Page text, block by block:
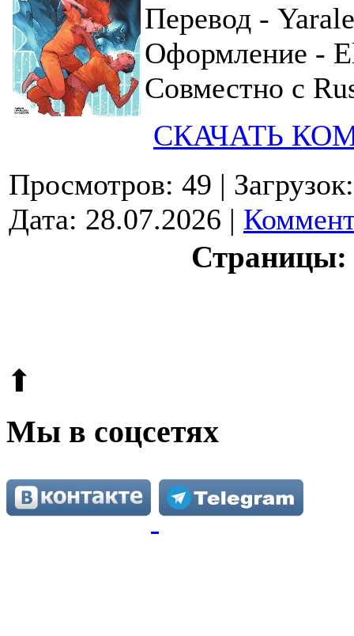
Перевод -
Оформление -
Совместно с
СКАЧАТЬ
Просмотров: 49 |
Дата: 28.07.2026 |
Страницы:
⬆
Мы в соцсетях